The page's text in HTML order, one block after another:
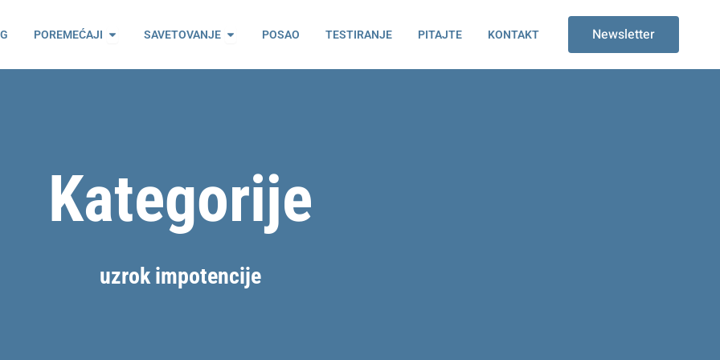
POREMEĆAJI Open Poremećaji
SAVETOVANJE Open Savetovanje
POSAO TESTIRANJE PITAJTE KONTAKT Newsletter
Kategorije
uzrok impotencije